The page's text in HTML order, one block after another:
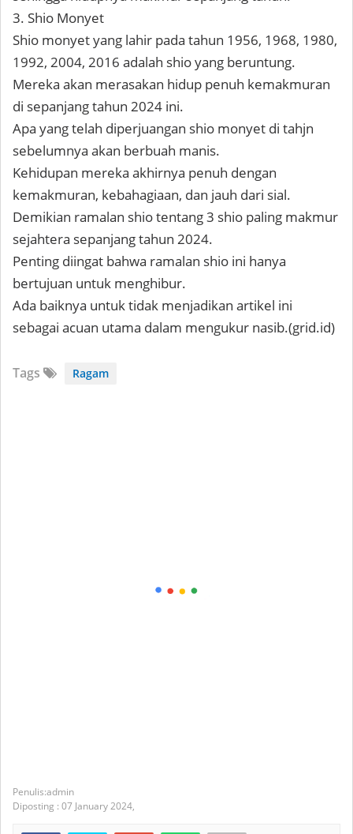
3. Shio Monyet
Shio monyet yang lahir pada tahun 1956, 1968, 1980,
1992, 2004, 2016 adalah shio yang beruntung.
Mereka akan merasakan hidup penuh kemakmuran
di sepanjang tahun 2024 ini.
Apa yang telah diperjuangan shio monyet di tahjn
sebelumnya akan berbuah manis.
Kehidupan mereka akhirnya penuh dengan
kemakmuran, kebahagiaan, dan jauh dari sial.
Demikian ramalan shio tentang 3 shio paling makmur
sejahtera sepanjang tahun 2024.
Penting diingat bahwa ramalan shio ini hanya
bertujuan untuk menghibur.
Ada baiknya untuk tidak menjadikan artikel ini
sebagai acuan utama dalam mengukur nasib.(grid.id)
Tags Ragam
admin
Diposting : 07 January 2024,